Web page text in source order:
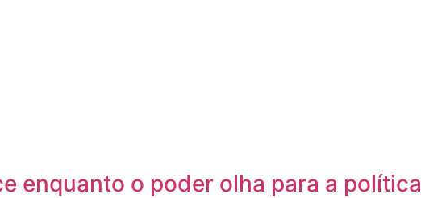
enquanto o poder olha para a política